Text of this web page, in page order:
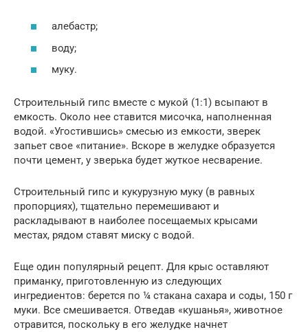
алебастр;
воду;
муку.
Строительный гипс вместе с мукой (1:1) всыпают в
емкость. Около нее ставится мисочка, наполненная
водой. «Угостившись» смесью из емкости, зверек
запьет свое «питание». Вскоре в желудке образуется
почти цемент, у зверька будет жуткое несварение.
Строительный гипс и кукурузную муку (в равных
пропорциях), тщательно перемешивают и
раскладывают в наиболее посещаемых крысами
местах, рядом ставят миску с водой.
Еще один популярный рецепт. Для крыс оставляют
приманку, приготовленную из следующих
ингредиентов: берется по ¼ стакана сахара и соды, 150 г
муки. Все смешивается. Отведав «кушанья», животное
отравится, поскольку в его желудке начнет